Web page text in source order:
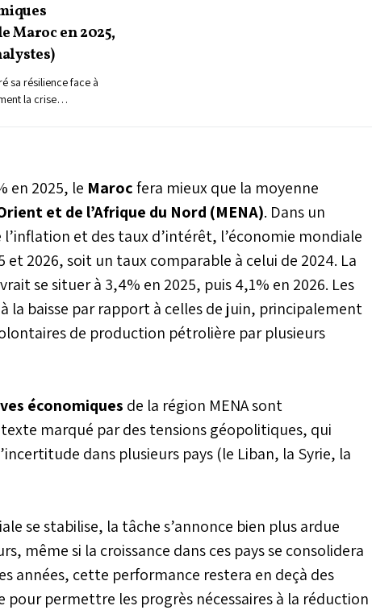
Maroc en 2025,
sa résilience face à
la crise
pour l'année
en 2025, le Marocfera mieux que la moyenne
et de l’Afrique du Nord (MENA). Dans un
et des taux d’intérêt, l’économie mondiale
2026, soit un taux comparable à celui de 2024. La
se situer à 3,4% en 2025, puis 4,1% en 2026. Les
la baisse par rapport à celles de juin, principalement
de production pétrolière par plusieurs
économiques de la région MENA sont
marqué par des tensions géopolitiques, qui
dans plusieurs pays (le Liban, la Syrie, la
se stabilise, la tâche s’annonce bien plus ardue
même si la croissance dans ces pays se consolidera
années, cette performance restera en deçà des
pour permettre les progrès nécessaires à la réduction